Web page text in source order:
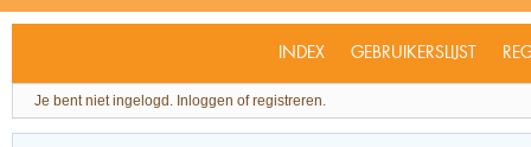
INDEX GEBRUIKERSLIJST
Je bent niet ingelogd. Inloggen of registreren.